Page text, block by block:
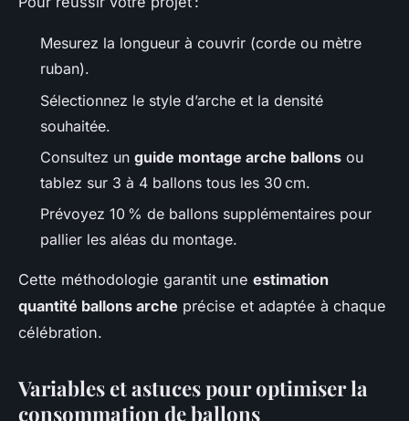
Mesurez la longueur à couvrir (corde ou mètre
ruban).
Sélectionnez le style d’arche et la densité
souhaitée.
Consultez un guide montage arche ballons ou
tablez sur 3 à 4 ballons tous les 30 cm.
Prévoyez 10 % de ballons supplémentaires pour
pallier les aléas du montage.
Cette méthodologie garantit une estimation
quantité ballons arche précise et adaptée à chaque
célébration.
Variables et astuces pour optimiser la
consommation de ballons